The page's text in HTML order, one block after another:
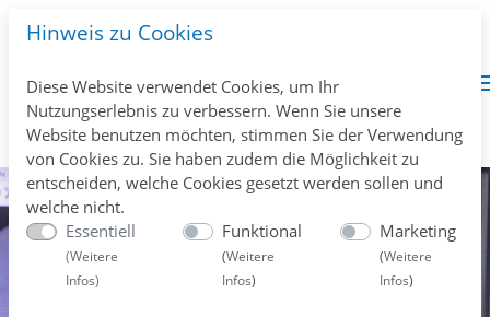
Hinweis zu Cookies
Diese Website verwendet Cookies, um Ihr
Nutzungserlebnis zu verbessern. Wenn Sie unsere
Website benutzen möchten, stimmen Sie der Verwendung
von Cookies zu. Sie haben zudem die Möglichkeit zu
entscheiden, welche Cookies gesetzt werden sollen und
welche nicht.
Essentiell
(Weitere
Infos)
Funktional
(Weitere
Infos)
Marketing
(Weitere
Infos)